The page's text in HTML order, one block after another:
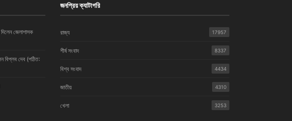
জেলাশাসক
বিপ্লব দেব (পঠিত:
জনপ্রিয় ক্যাটাগরি
রাজ্য 17957
শীর্ষ সংবাদ 8337
বিশ্ব সংবাদ 4434
জাতীয় 4310
খেলা 3253